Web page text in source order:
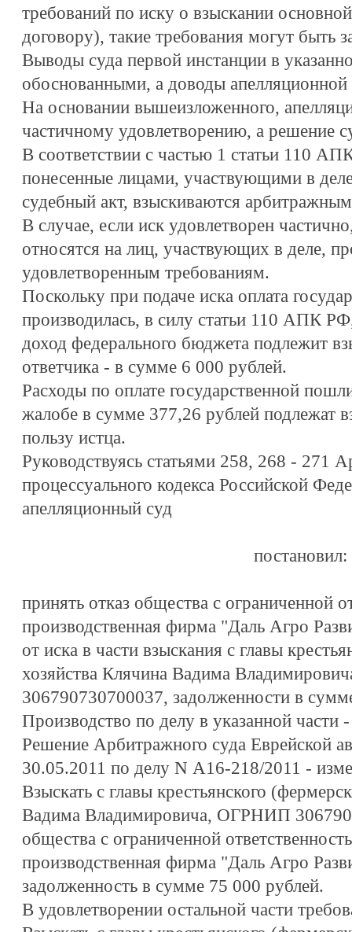
требований по иску о взыскании
договору), такие требования могут быть
Выводы суда первой инстанции в
обоснованными, а доводы
На основании вышеизложенного,
частичному удовлетворению, а решение
В соответствии с частью 1 статьи 110
понесенные лицами, участвующими в
судебный акт, взыскиваются
В случае, если иск удовлетворен
относятся на лиц, участвующих в деле,
удовлетворенным требованиям.
Поскольку при подаче иска оплата
производилась, в силу статьи 110 АПК
доход федерального бюджета подлежит
ответчика - в сумме 6 000 рублей.
Расходы по оплате государственной
жалобе в сумме 377,26 рублей подлежат
пользу истца.
Руководствуясь статьями 258, 268 - 271
процессуального кодекса Российской
апелляционный суд
постановил:
принять отказ общества с ограниченной
производственная фирма "Даль Агро
от иска в части взыскания с главы
хозяйства Клячина Вадима
306790730700037, задолженности в
Производство по делу в указанной части -
Решение Арбитражного суда Еврейской
30.05.2011 по делу N А16-218/2011 -
Взыскать с главы крестьянского
Вадима Владимировича, ОГРНИП
общества с ограниченной
производственная фирма "Даль Агро
задолженность в сумме 75 000 рублей.
В удовлетворении остальной части